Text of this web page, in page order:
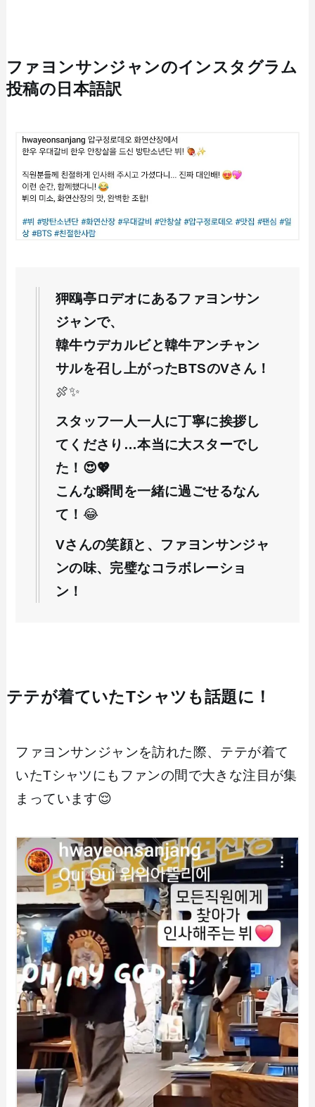
ファヨンサンジャンのインスタグラム
投稿の日本語訳
狎鴎亭ロデオにあるファヨンサン
ジャンで、
韓牛ウデカルビと韓牛アンチャン
サルを召し上がったBTSのVさん！
🍖✨
スタッフ一人一人に丁寧に挨拶し
てくださり…本当に大スターでし
た！😍💖
こんな瞬間を一緒に過ごせるなん
て！ 😂
Vさんの笑顔と、ファヨンサンジャ
ンの味、完璧なコラボレーショ
ン！
テテが着ていたTシャツも話題に！
ファヨンサンジャンを訪れた際、テテが着て
いたTシャツにもファンの間で大きな注目が集
まっています😌